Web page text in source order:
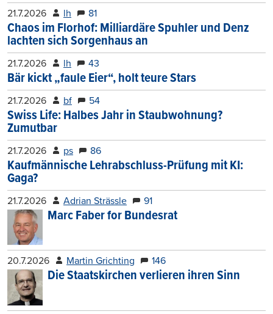
21.7.2026 lh 81
Chaos im Florhof: Milliardäre Spuhler und Denz
lachten sich Sorgenhaus an
21.7.2026 lh 43
Bär kickt „faule Eier“, holt teure Stars
21.7.2026 bf 54
Swiss Life: Halbes Jahr in Staubwohnung?
Zumutbar
21.7.2026 ps 86
Kaufmännische Lehrabschluss-Prüfung mit KI:
Gaga?
21.7.2026 Adrian Strässle 91
Marc Faber for Bundesrat
20.7.2026 Martin Grichting 146
Die Staatskirchen verlieren ihren Sinn